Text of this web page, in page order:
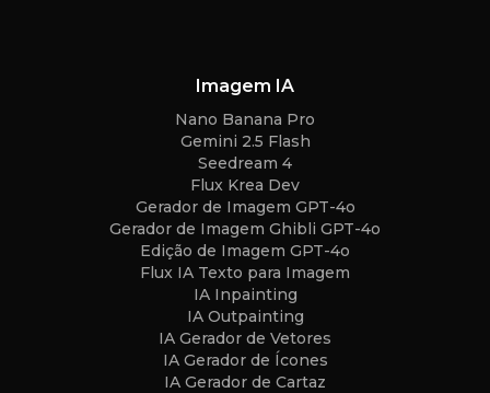
Imagem IA
Nano Banana Pro
Gemini 2.5 Flash
Seedream 4
Flux Krea Dev
Gerador de Imagem GPT-4o
Gerador de Imagem Ghibli GPT-4o
Edição de Imagem GPT-4o
Flux IA Texto para Imagem
IA Inpainting
IA Outpainting
IA Gerador de Vetores
IA Gerador de Ícones
IA Gerador de Cartaz